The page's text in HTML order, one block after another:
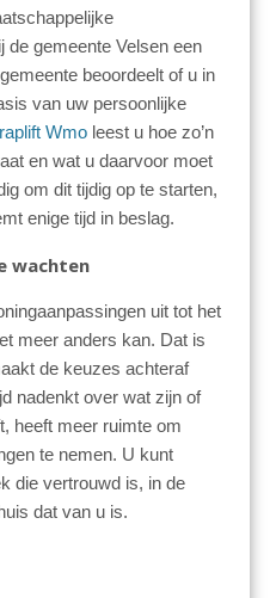
de gemeente Velsen een
beoordeelt of u in
van uw persoonlijke
Wmo leest u hoe zo’n
en wat u daarvoor moet
om dit tijdig op te starten,
enige tijd in beslag.
wachten
uit tot het
meer anders kan. Dat is
de keuzes achteraf
nadenkt over wat zijn of
heeft meer ruimte om
te nemen. U kunt
die vertrouwd is, in de
dat van u is.